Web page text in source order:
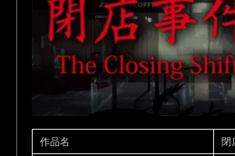
作品名 閉